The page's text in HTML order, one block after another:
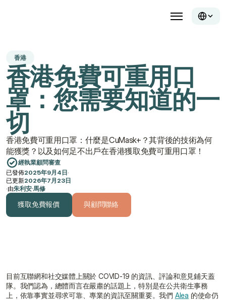
香港
香港免費可重用口
罩：您需要知道的一
切
香港免費可重用口罩：什麼是CuMask+？其背後的技術為何
能獲獎？以及如何足不出戶在香港獲取免費可重用口罩！
經執業顧問審查
已發佈2025年9月4日·
已更新2026年7月23日
·由朱利安·馬修
獲取免費報價 與顧問聯絡
目前互聯網和社交媒體上關於 COVID-19 的資訊、評論和意見鋪天蓋
隊。我們認為，總體而言在嚴肅的話題上，特別是在公共衛生事務
上，依靠事實並尋求可靠、專業的資訊至關重要。我們 Alea 的使命仍